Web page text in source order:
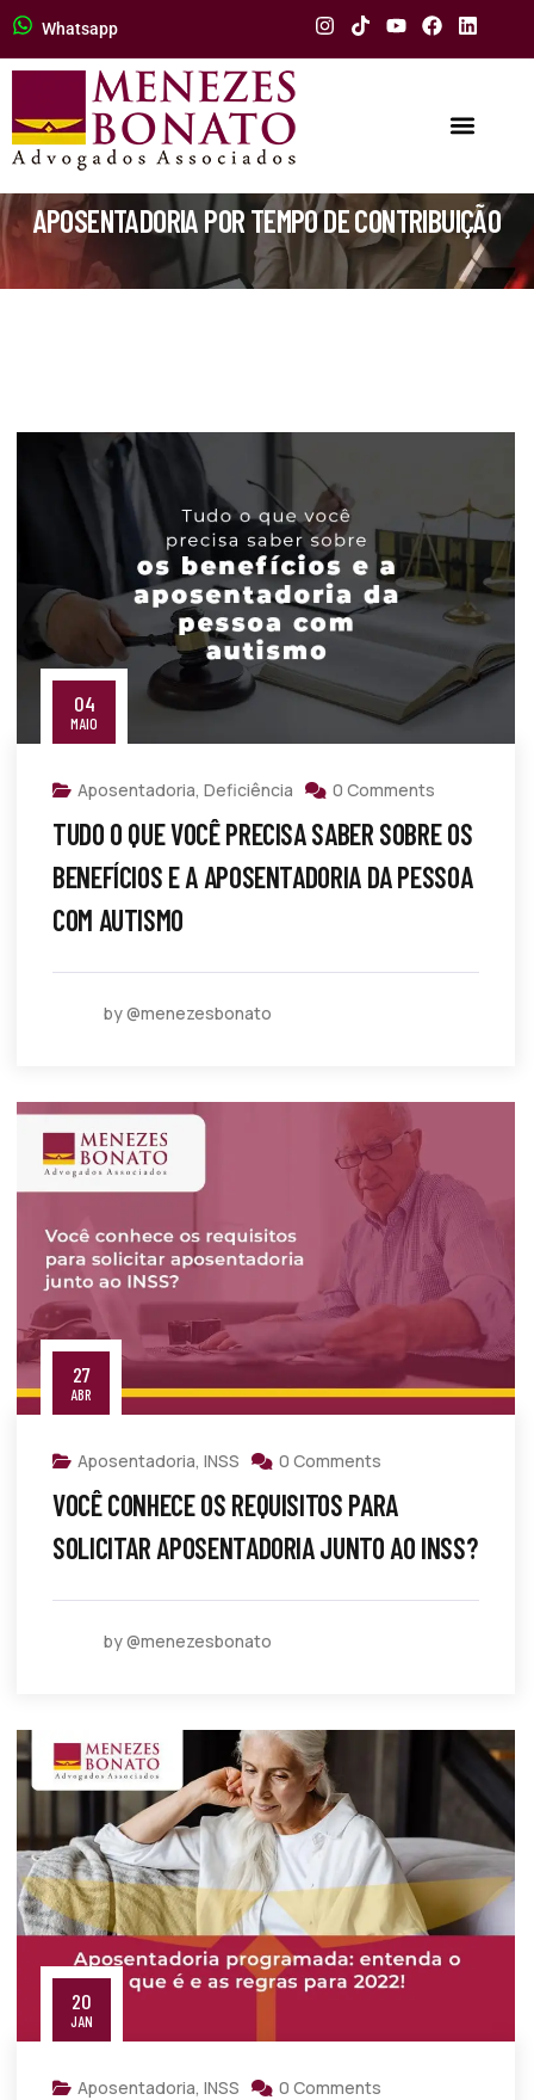
Whatsapp
APOSENTADORIA POR TEMPO DE CONTRIBUIÇÃO
04
MAIO
Aposentadoria, Deficiência 0 Comments
TUDO O QUE VOCÊ PRECISA SABER SOBRE OS
BENEFÍCIOS E A APOSENTADORIA DA PESSOA
COM AUTISMO
by @menezesbonato
27
ABR
Aposentadoria, INSS 0 Comments
VOCÊ CONHECE OS REQUISITOS PARA
SOLICITAR APOSENTADORIA JUNTO AO INSS?
by @menezesbonato
20
JAN
Aposentadoria, INSS 0 Comments